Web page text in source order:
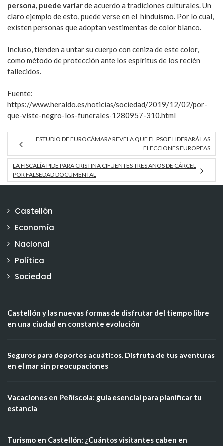
persona, puede variarde acuerdo a tradiciones culturales. Un
claro ejemplo de esto, puede verse en el hinduismo. Por lo cual,
existen personas que adoptan vestimentas de color blanco.
Incluso, tienden a untar su cuerpo con ceniza de este color,
como método de protección ante los espíritus de los recién
fallecidos.
Fuente:
https://www.heraldo.es/noticias/sociedad/2019/12/02/por-
que-viste-negro-los-funerales-1280957-310.html
ESTUDIO DE EUROCÁMARA REVELA QUE EL PSOE LIDERARÁ LAS
ELECCIONES EUROPEAS
LA FISCALÍA PIDE PARA CRISTINA CIFUENTES TRES AÑOS DE CÁRCEL
POR FALSEDAD DOCUMENTAL
Castellón
Economía
Nacional
Política
Sociedad
Castellón y las nuevas formas de disfrutar del tiempo libre
en una ciudad en constante evolución
Seguros para deportes acuáticos. Disfruta de tus aventuras
en el mar sin preocupaciones
Vacaciones en Peñíscola: guía esencial para planificar tu
estancia
Turismo en Castellón: ¿Cuántos visitantes caben en